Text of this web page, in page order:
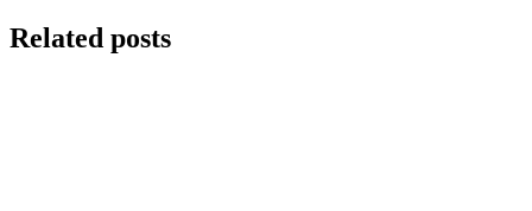
Related posts